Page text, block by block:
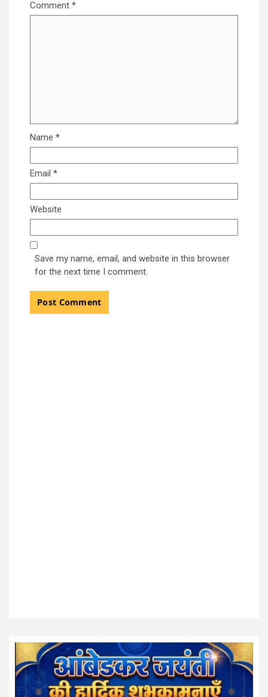
Comment *
Name *
Email *
Website
Save my name, email, and website in this browser
for the next time I comment.